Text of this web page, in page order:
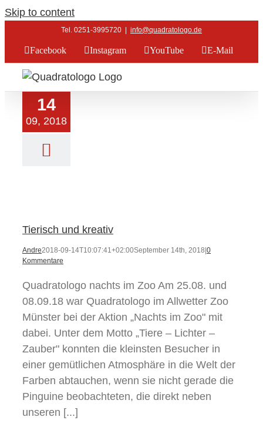
Skip to content
Tel. 0251-3995720 info@quadratologo.de
Facebook Instagram YouTube E-Mail
14
09, 2018
und kreativ
Tierisch und kreativ
Andre2018-09-14T10:07:41+02:00September 14th, 2018 0
Kommentare
Quadratologo nachts im Zoo Am 25.08. und
08.09.18 war Quadratologo im Allwetter Zoo
Münster bei der Aktion „Nachts im Zoo" mit
dabei. Unter dem Motto „Tiere – Lichter –
Zauber" konnten die kleinsten Besucher in
einer gemütlichen Atmosphäre in die Welt der
Farben abtauchen, wenn sie nicht gerade die
Pinguine beobachteten, die direkt neben
unseren [...]